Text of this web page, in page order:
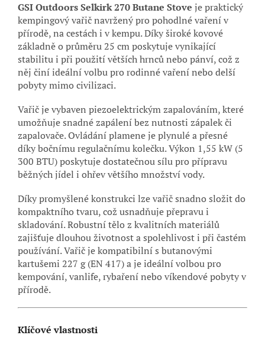
GSI Outdoors Selkirk 270 Butane Stove je praktický
kempingový vařič navržený pro pohodlné vaření v
přírodě, na cestách i v kempu. Díky široké kovové
základně o průměru 25 cm poskytuje vynikající
stabilitu i při použití větších hrnců nebo pánví, což z
něj činí ideální volbu pro rodinné vaření nebo delší
pobyty mimo civilizaci.
Vařič je vybaven piezoelektrickým zapalováním, které
umožňuje snadné zapálení bez nutnosti zápalek či
zapalovače. Ovládání plamene je plynulé a přesné
díky bočnímu regulačnímu kolečku. Výkon 1,55 kW (5
300 BTU) poskytuje dostatečnou sílu pro přípravu
běžných jídel i ohřev většího množství vody.
Díky promyšlené konstrukci lze vařič snadno složit do
kompaktního tvaru, což usnadňuje přepravu i
skladování. Robustní tělo z kvalitních materiálů
zajišťuje dlouhou životnost a spolehlivost i při častém
používání. Vařič je kompatibilní s butanovými
kartušemi 227 g (EN 417) a je ideální volbou pro
kempování, vanlife, rybaření nebo víkendové pobyty v
přírodě.
Klíčové vlastnosti